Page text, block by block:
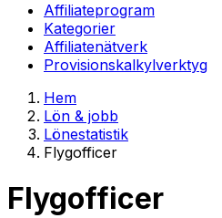
Affiliateprogram
Kategorier
Affiliatenätverk
Provisionskalkylverktyg
Hem
Lön & jobb
Lönestatistik
Flygofficer
Flygofficer